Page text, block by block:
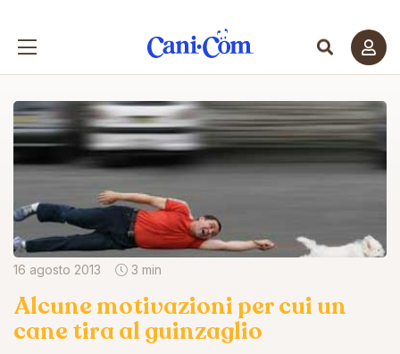
16 agosto 2013 3 min
Alcune motivazioni per cui un
cane tira al guinzaglio